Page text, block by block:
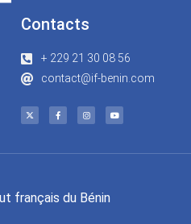
Contacts
+ 229 21 30 08 56
contact@if-benin.com
français du Bénin